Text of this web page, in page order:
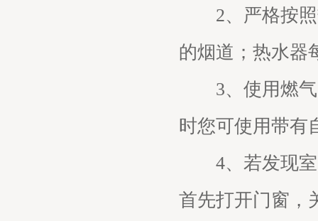
2、严格按照
的烟道；热水器
3、使用燃气
时您可使用带有
4、若发现室
首先打开门窗，